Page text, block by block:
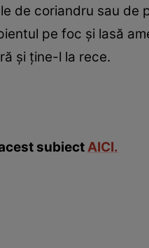
de coriandru sau
pe foc şi lasă
şi ţine-l la rece.
subiectAICI.